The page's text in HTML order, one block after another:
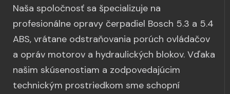
Naša spoločnosť sa špecializuje na
profesionálne opravy čerpadiel Bosch 5.3 a 5.4
ABS, vrátane odstraňovania porúch ovládačov
a opráv motorov a hydraulických blokov. Vďaka
našim skúsenostiam a zodpovedajúcim
technickým prostriedkom sme schopní